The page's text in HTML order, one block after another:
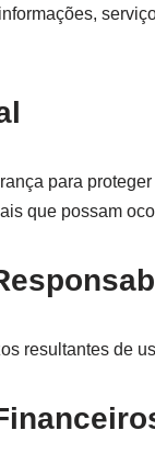
para
que possam
resultantes de